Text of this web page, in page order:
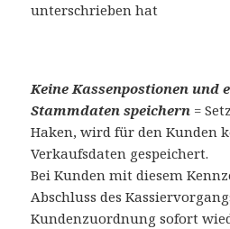
unterschrieben hat
Keine Kassenpostionen und
Stammdaten speichern =
Haken, wird für den Kunden
Verkaufsdaten gespeichert.
Bei Kunden mit diesem
Abschluss des
Kundenzuordnung sofort